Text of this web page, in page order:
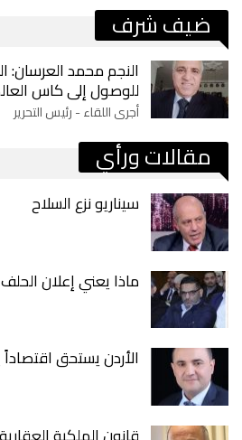
ضيف شرف
النجم محمد العرسان:
للوصول إلى كاس
أجرى اللقاء - رئيس التحرير
مقالات ورأي
سيناريو نزع السلاح
ماذا يعني إعلان
الأردن يستحق اقتصاداً